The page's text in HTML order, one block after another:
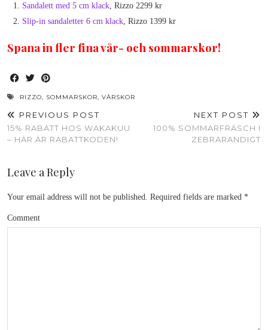
Sandalett med 5 cm klack, Rizzo 2299 kr
Slip-in sandaletter 6 cm klack, Rizzo 1399 kr
Spana in fler fina vår- och sommarskor!
RIZZO, SOMMARSKOR, VÅRSKOR
PREVIOUS POST
15% RABATT HOS WAKAKUU
– HÄR ÄR RABATTKODEN!
NEXT POST
100% SOMMARFRÄSCH I
ZEBRARANDIGT
Leave a Reply
Your email address will not be published. Required fields are marked *
Comment